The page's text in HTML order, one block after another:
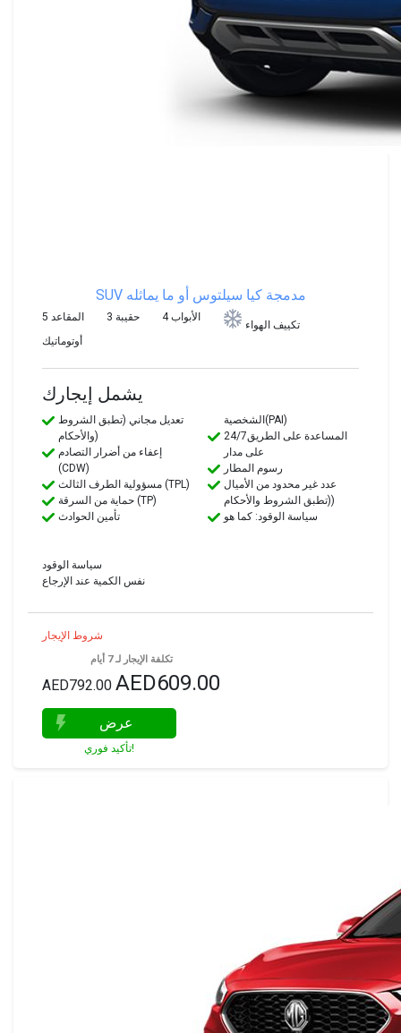
SUV مدمجةكيا سيلتوس أو ما يماثله
5 المقاعد 3 حقيبة 4 الأبواب
تكييف الهواء
أوتوماتيك
يشمل إيجارك
تعديل مجاني (تطبق الشروط
والأحكام)
إعفاء من أضرار التصادم
(CDW)
مسؤولية الطرف الثالث (TPL)
حماية من السرقة (TP)
تأمين الحوادث
الشخصية(PAI)
24/7المساعدة على الطريق
على مدار
رسوم المطار
عدد غير محدود من الأميال
(تطبق الشروط والأحكام)
سياسة الوقود: كما هو
سياسة الوقود
نفس الكمية عند الإرجاع
شروط الإيجار
تكلفة الإيجار لـ 7 أيام
AED792.00 AED609.00
عرض
تأكيد فوري!